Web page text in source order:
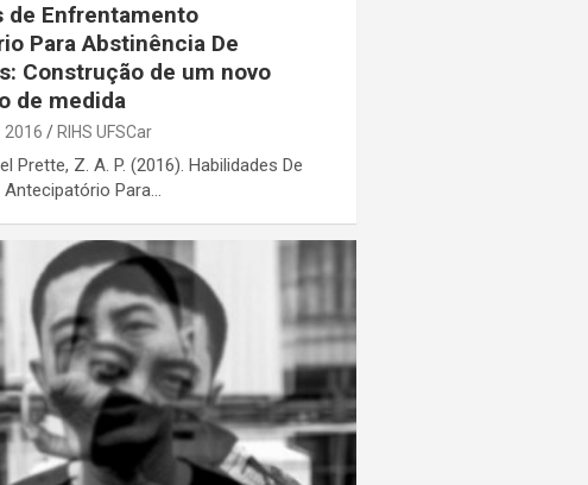
de Enfrentamento
Para Abstinência De
Construção de um novo
de medida
2016 RIHS UFSCar
Prette, Z. A. P. (2016). Habilidades De
Para…